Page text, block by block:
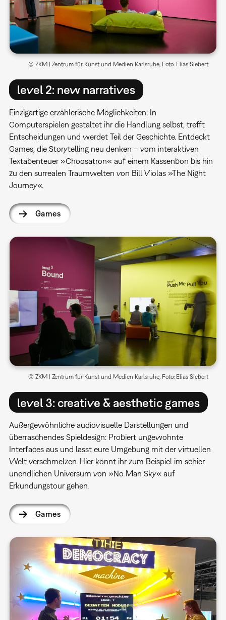
level 2: new narratives
Einzigartige erzählerische Möglichkeiten: In
Computerspielen gestaltet ihr die Handlung selbst, trefft
Entscheidungen und werdet Teil der Geschichte. Entdeckt
Games, die Storytelling neu denken – vom interaktiven
Textabenteuer »Choosatron« auf einem Kassenbon bis hin
zu den surrealen Traumwelten von Bill Violas »The Night
Journey«.
Games
© ZKM | Zentrum für Kunst und Medien Karlsruhe, Foto: Elias Siebert
level 3: creative & aesthetic games
Außergewöhnliche audiovisuelle Darstellungen und
überraschendes Spieldesign: Probiert ungewohnte
Interfaces aus und lasst eure Umgebung mit der virtuellen
Welt verschmelzen. Hier könnt ihr zum Beispiel im schier
unendlichen Universum von »No Man Sky« auf
Erkundungstour gehen.
Games
© ZKM | Zentrum für Kunst und Medien Karlsruhe, Foto: Elias Siebert